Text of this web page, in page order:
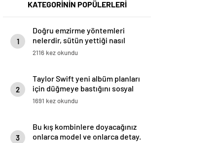
KATEGORİNİN POPÜLERLERİ
1
Doğru emzirme yöntemleri
nelerdir, sütün yettiği nasıl
anlaşılır?
2116 kez okundu
2
Taylor Swift yeni albüm planları
için düğmeye bastığını sosyal
medyadan duyurdu!
1691 kez okundu
3
Bu kış kombinlere doyacağınız
onlarca model ve onlarca detay.